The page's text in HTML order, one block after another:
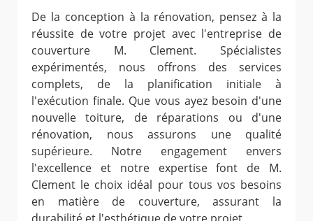
De la conception à la rénovation, pensez à la
réussite de votre projet avec l'entreprise de
couverture M. Clement. Spécialistes
expérimentés, nous offrons des services
complets, de la planification initiale à
l'exécution finale. Que vous ayez besoin d'une
nouvelle toiture, de réparations ou d'une
rénovation, nous assurons une qualité
supérieure. Notre engagement envers
l'excellence et notre expertise font de M.
Clement le choix idéal pour tous vos besoins
en matière de couverture, assurant la